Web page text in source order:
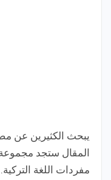
يبحث الكثيرين عن
المقال ستجد
مفردات اللغة